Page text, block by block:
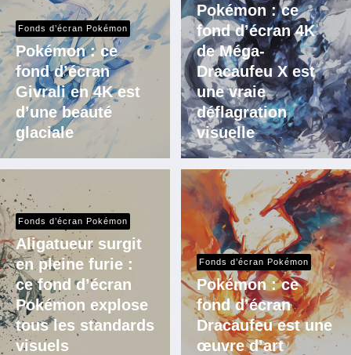
Fonds d’écran Pokémon
Pokémon : ce
fond d’écran
Givrali en 4K est
d’une beauté
glaciale
Pokémon : ce
fond d’écran 4K
de Méga-
Dracaufeu X est
une vraie
déflagration
visuelle
Fonds d’écran Pokémon
Aligatueur surgit
en pleine furie :
ce fond d’écran
Pokémon explose
tous les standards
visuels
Fonds d’écran Pokémon
Pokémon : ce
fond d’écran
Dracaufeu est une
œuvre d’art